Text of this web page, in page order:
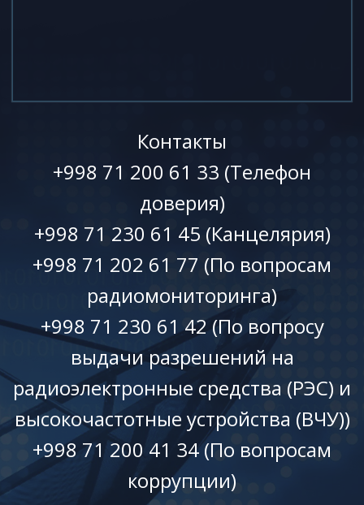
Контакты
+998 71 200 61 33 (Телефон
доверия)
+998 71 230 61 45 (Канцелярия)
+998 71 202 61 77 (По вопросам
радиомониторинга)
+998 71 230 61 42 (По вопросу
выдачи разрешений на
радиоэлектронные средства (РЭС) и
высокочастотные устройства (ВЧУ))
+998 71 200 41 34 (По вопросам
коррупции)